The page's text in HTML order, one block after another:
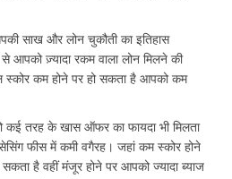
साख और लोन चुकौती का इतिहास
ज़्यादा रकम वाला लोन मिलने की
स्कोर कम होने पर हो सकता है आपको कम
कई तरह के खास ऑफर का फायदा भी मिलता
फीस में कमी वगैरह। जहां कम स्कोर होने
है वहीं मंजूर होने पर आपको ज्यादा ब्याज